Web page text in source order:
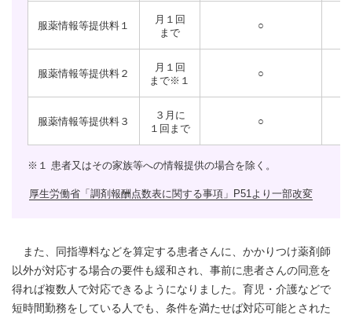
服薬情報等提供料１
月１回
まで
○
服薬情報等提供料２
月１回
まで※１
○
服薬情報等提供料３
３月に
１回まで
○
※１ 患者又はその家族等への情報提供の場合を除く。
厚生労働省「調剤報酬点数表に関する事項」P51より一部改変
また、同指導料などを算定する患者さんに、かかりつけ薬剤師
以外が対応する場合の要件も緩和され、事前に患者さんの同意を
得れば複数人で対応できるようになりました。育児・介護などで
短時間勤務をしている人でも、条件を満たせば対応可能とされた